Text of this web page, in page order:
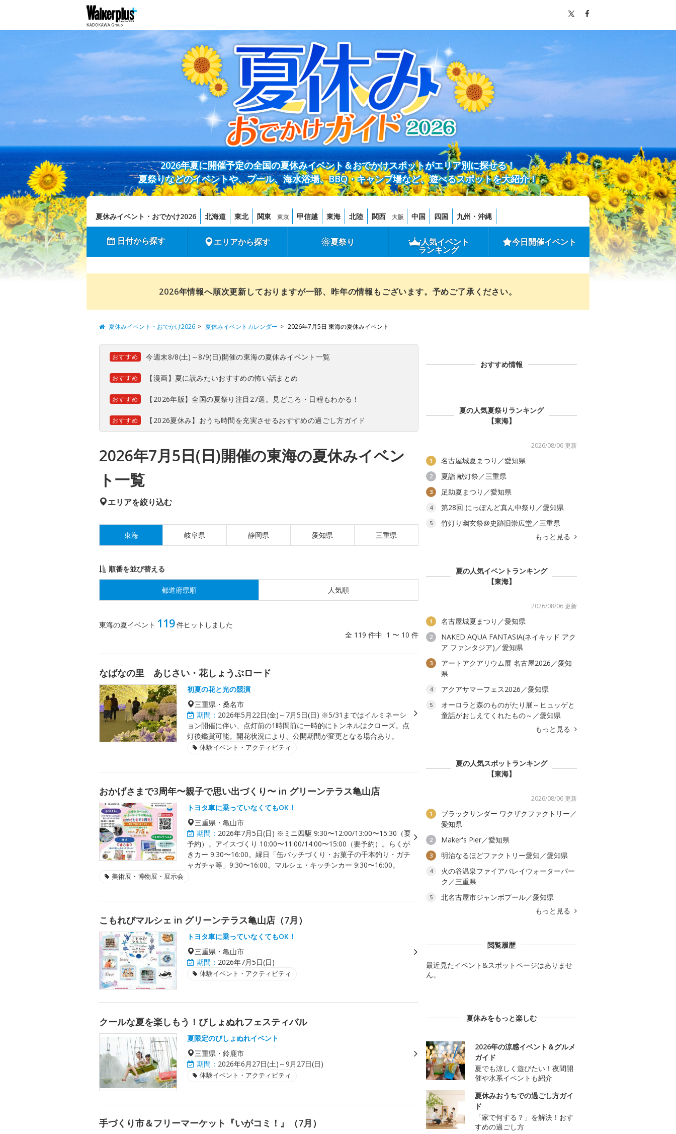
2026年夏に開催予定の全国の夏休みイベント＆おでかけスポットがエリア別に探せる！
夏祭りなどのイベントや、プール、海水浴場、BBQ・キャンプ場など、遊べるスポットを大紹介！
夏休みイベント・おでかけ2026 北海道 東北 関東 東京 甲信越 東海 北陸 関西 大阪 中国 四国 九州・沖縄
日付から探す エリアから探す 夏祭り 人気イベント
ランキング
今日開催イベント
2026年情報へ順次更新しておりますが一部、昨年の情報もございます。予めご了承ください。
夏休みイベント・おでかけ2026 夏休みイベントカレンダー 2026年7月5日 東海の夏休みイベント
おすすめ 今週末8/8(土)～8/9(日)開催の東海の夏休みイベント一覧
おすすめ 【漫画】夏に読みたいおすすめの怖い話まとめ
おすすめ 【2026年版】全国の夏祭り注目27選。見どころ・日程もわかる！
おすすめ 【2026夏休み】おうち時間を充実させるおすすめの過ごし方ガイド
2026年7月5日(日)開催の東海の夏休みイベン
ト一覧
エリアを絞り込む
東海 岐阜県 静岡県 愛知県 三重県
順番を並び替える
都道府県順 人気順
東海の夏イベント 119件ヒットしました
全 119 件中 1 〜 10 件
なばなの里 あじさい・花しょうぶロード
初夏の花と光の競演
三重県・桑名市
期間： 2026年5月22日(金)～7月5日(日) ※5/31まではイルミネーシ
ョン開催に伴い、点灯前の1時間前に一時的にトンネルはクローズ。点
灯後鑑賞可能。開花状況により、公開期間が変更となる場合あり。
体験イベント・アクティビティ
おかげさまで3周年〜親子で思い出づくり〜 in グリーンテラス亀山店
トヨタ車に乗っていなくてもOK！
三重県・亀山市
期間： 2026年7月5日(日) ※ミニ四駆 9:30〜12:00/13:00〜15:30（要
予約）。アイスづくり 10:00〜11:00/14:00〜15:00（要予約）。らくが
きカー 9:30〜16:00。縁日「缶バッチづくり・お菓子の千本釣り・ガチ
ャガチャ等」9:30〜16:00。マルシェ・キッチンカー 9:30〜16:00。
美術展・博物展・展示会
こもれびマルシェ in グリーンテラス亀山店（7月）
トヨタ車に乗っていなくてもOK！
三重県・亀山市
期間： 2026年7月5日(日)
体験イベント・アクティビティ
クールな夏を楽しもう！びしょぬれフェスティバル
夏限定のびしょぬれイベント
三重県・鈴鹿市
期間： 2026年6月27日(土)～9月27日(日)
体験イベント・アクティビティ
手づくり市＆フリーマーケット『いがコミ！』（7月）
おすすめ情報
夏の人気夏祭りランキング
【東海】
2026/08/06 更新
1 名古屋城夏まつり／愛知県
2 夏詣 献灯祭／三重県
3 足助夏まつり／愛知県
4 第28回 にっぽんど真ん中祭り／愛知県
5
竹灯り幽玄祭@史跡旧崇広堂／三重県
もっと見る
夏の人気イベントランキング
【東海】
2026/08/06 更新
1 名古屋城夏まつり／愛知県
2
NAKED AQUA FANTASIA(ネイキッド アク
ア ファンタジア)／愛知県
3
アートアクアリウム展 名古屋2026／愛知
県
4 アクアサマーフェス2026／愛知県
5
オーロラと森のものがたり展～ヒュッゲと
童話がおしえてくれたもの～／愛知県
もっと見る
夏の人気スポットランキング
【東海】
2026/08/06 更新
1
ブラックサンダー ワクザクファクトリー／
愛知県
2 Maker's Pier／愛知県
3 明治なるほどファクトリー愛知／愛知県
4
火の谷温泉ファイアバレイウォーターパー
ク／三重県
5
北名古屋市ジャンボプール／愛知県
もっと見る
閲覧履歴
最近見たイベント&スポットページはありませ
ん。
夏休みをもっと楽しむ
2026年の涼感イベント＆グルメ
ガイド
夏でも涼しく遊びたい！夜間開
催や水系イベントも紹介
夏休みおうちでの過ごし方ガイ
ド
「家で何する？」を解決！おす
すめの過ごし方